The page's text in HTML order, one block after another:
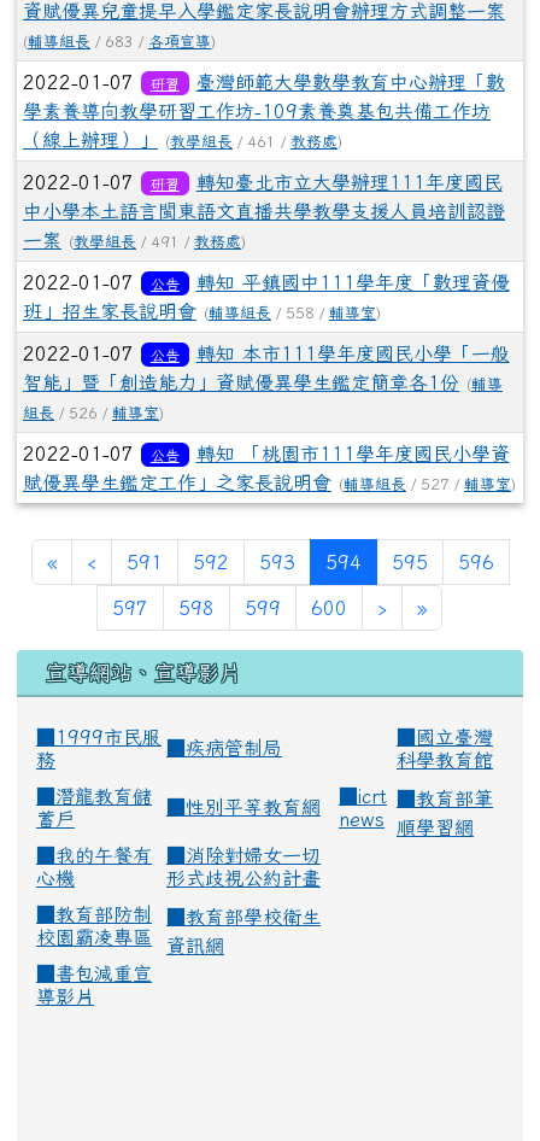
資賦優異兒童提早入學鑑定家長說明會辦理方式調整一案
(輔導組長 / 683 / 各項宣導)
2022-01-07 研習
臺灣師範大學數學教育中心辦理「數
學素養導向教學研習工作坊-109素養奠基包共備工作坊
（線上辦理）」
(教學組長 / 461 / 教務處)
2022-01-07 研習
轉知臺北市立大學辦理111年度國民
中小學本土語言閩東語文直播共學教學支援人員培訓認證
一案
(教學組長 / 491 / 教務處)
2022-01-07 公告
轉知 平鎮國中111學年度「數理資優
班」招生家長說明會 (輔導組長 / 558 / 輔導室)
2022-01-07 公告
轉知 本市111學年度國民小學「一般
智能」暨「創造能力」資賦優異學生鑑定簡章各1份
(輔導
組長 / 526 / 輔導室)
2022-01-07 公告
轉知 「桃園市111學年度國民小學資
賦優異學生鑑定工作」之家長說明會 (輔導組長 / 527 / 輔導室)
« ‹ 591 592 593 594(current)
595 596
597 598 599 600 › »
宣導網站、宣導影片
■1999市民服
務
疾病管制局
國立臺灣
科學教育館
潛龍教育儲
蓄戶
性別平等教育網
icrt
news
教育部筆
順學習網
我的午餐有
心機
消除對婦女一切
形式歧視公約計畫
教育部防制
校園霸凌專區
教育部學校衛生
資訊網
書包減重宣
導影片